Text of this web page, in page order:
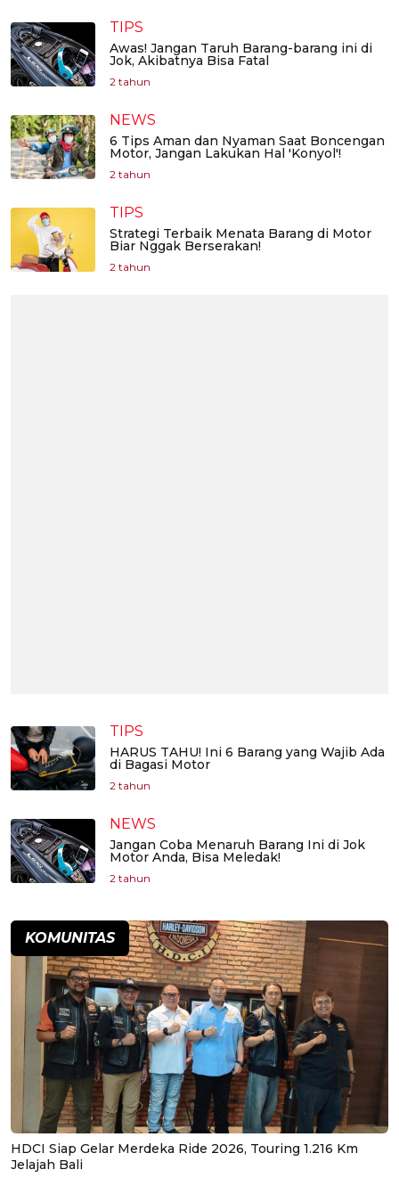
TIPS
Awas! Jangan Taruh Barang-barang ini di
Jok, Akibatnya Bisa Fatal
2 tahun
NEWS
6 Tips Aman dan Nyaman Saat Boncengan
Motor, Jangan Lakukan Hal 'Konyol'!
2 tahun
TIPS
Strategi Terbaik Menata Barang di Motor
Biar Nggak Berserakan!
2 tahun
TIPS
HARUS TAHU! Ini 6 Barang yang Wajib Ada
di Bagasi Motor
2 tahun
NEWS
Jangan Coba Menaruh Barang Ini di Jok
Motor Anda, Bisa Meledak!
2 tahun
KOMUNITAS
HDCI Siap Gelar Merdeka Ride 2026, Touring 1.216 Km
Jelajah Bali